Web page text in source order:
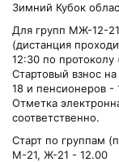
Зимний Кубок
Для групп МЖ-12-
(дистанция
12:30 по протоколу
Стартовый взнос
18 и пенсионеров -
Отметка
соответственно.
Старт по группам
М-21, Ж-21 - 12.00